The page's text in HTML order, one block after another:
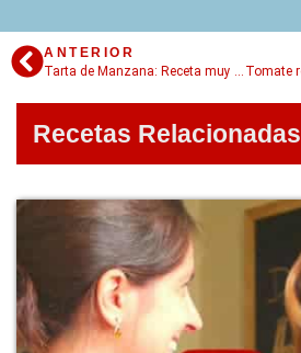
ANTERIOR
Recetas Relacionadas